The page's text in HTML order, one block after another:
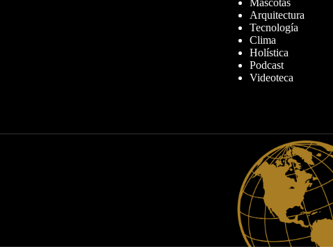
Mascotas
Arquitectura
Tecnología
Clima
Holística
Podcast
Videoteca